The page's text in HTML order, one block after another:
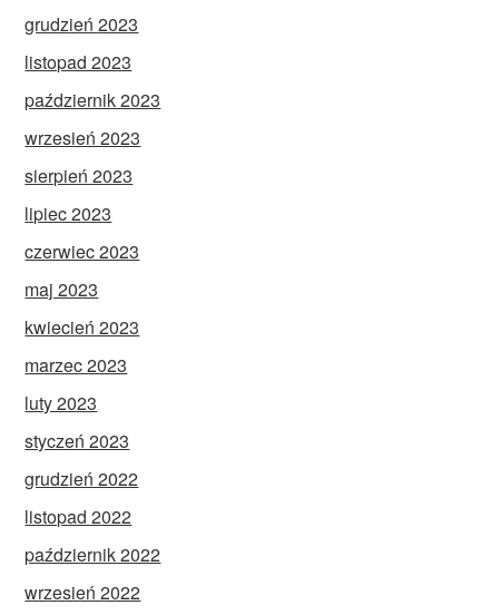
grudzień 2023
listopad 2023
październik 2023
wrzesień 2023
sierpień 2023
lipiec 2023
czerwiec 2023
maj 2023
kwiecień 2023
marzec 2023
luty 2023
styczeń 2023
grudzień 2022
listopad 2022
październik 2022
wrzesień 2022